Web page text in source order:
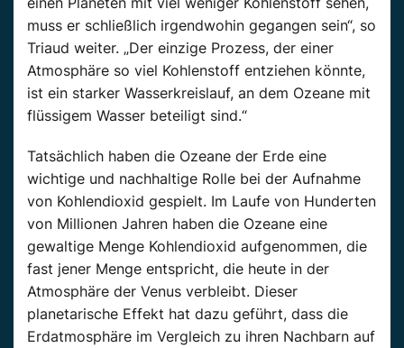
muss er schließlich irgendwohin gegangen sein“, so
Triaud weiter. „Der einzige Prozess, der einer
Atmosphäre so viel Kohlenstoff entziehen könnte,
ist ein starker Wasserkreislauf, an dem Ozeane mit
flüssigem Wasser beteiligt sind.“
Tatsächlich haben die Ozeane der Erde eine
wichtige und nachhaltige Rolle bei der Aufnahme
von Kohlendioxid gespielt. Im Laufe von Hunderten
von Millionen Jahren haben die Ozeane eine
gewaltige Menge Kohlendioxid aufgenommen, die
fast jener Menge entspricht, die heute in der
Atmosphäre der Venus verbleibt. Dieser
planetarische Effekt hat dazu geführt, dass die
Erdatmosphäre im Vergleich zu ihren Nachbarn auf